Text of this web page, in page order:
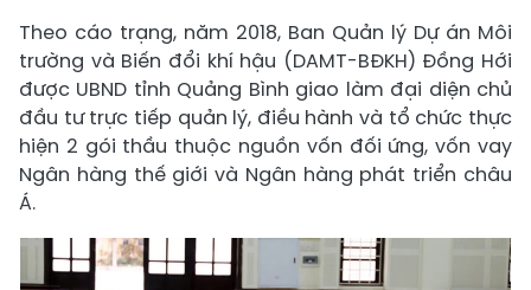
Theo cáo trạng, năm 2018, Ban Quản lý Dự án Môi
trường và Biến đổi khí hậu (DAMT-BĐKH) Đồng Hới
được UBND tỉnh Quảng Bình giao làm đại diện chủ
đầu tư trực tiếp quản lý, điều hành và tổ chức thực
hiện 2 gói thầu thuộc nguồn vốn đối ứng, vốn vay
Ngân hàng thế giới và Ngân hàng phát triển châu
Á.